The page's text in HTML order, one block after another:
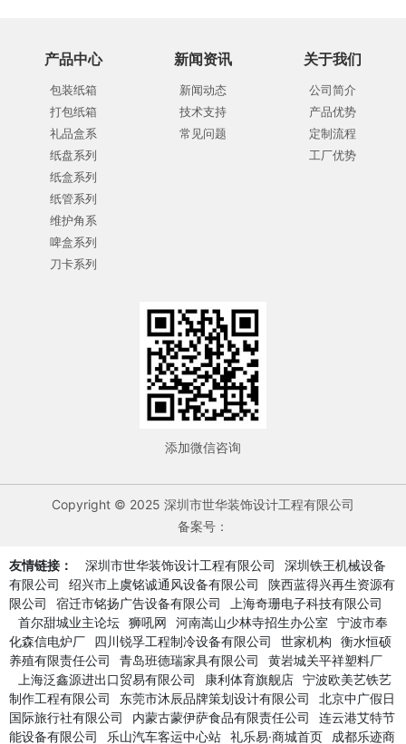
产品中心
包装纸箱
打包纸箱
礼品盒系
纸盘系列
纸盒系列
纸管系列
维护角系
啤盒系列
刀卡系列
新闻资讯
新闻动态
技术支持
常见问题
关于我们
公司简介
产品优势
定制流程
工厂优势
添加微信咨询
Copyright © 2025 深圳市世华装饰设计工程有限公司
备案号：
友情链接： 深圳市世华装饰设计工程有限公司
深圳铁王机械设备
有限公司
绍兴市上虞铭诚通风设备有限公司
陕西蓝得兴再生资源有
限公司
宿迁市铭扬广告设备有限公司
上海奇珊电子科技有限公司
首尔甜城业主论坛 狮吼网 河南嵩山少林寺招生办公室
宁波市奉
化森信电炉厂
四川锐孚工程制冷设备有限公司 世家机构
衡水恒硕
养殖有限责任公司
青岛班德瑞家具有限公司
黄岩城关平祥塑料厂
上海泛鑫源进出口贸易有限公司
康利体育旗舰店 宁波欧美艺铁艺
制作工程有限公司
东莞市沐辰品牌策划设计有限公司
北京中广假日
国际旅行社有限公司
内蒙古蒙伊萨食品有限责任公司
连云港艾特节
能设备有限公司
乐山汽车客运中心站 礼乐易·商城首页 成都乐迹商